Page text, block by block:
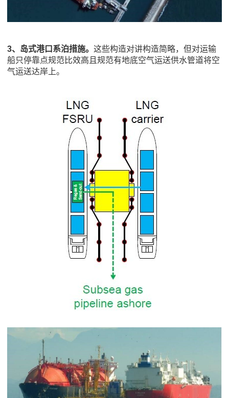
3、 岛式港口系泊措施。这些构造对讲构造简略，但对运输
船只停靠点规范比效高且规范有地底空气运送供水管道将空
气运送达岸上。